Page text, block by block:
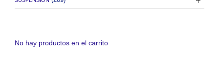
No hay productos en el carrito